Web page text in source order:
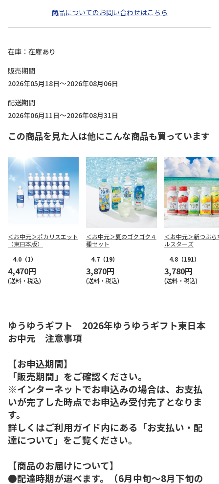
商品についてのお問い合わせはこちら
在庫
在庫あり
販売期間
2026年05月18日～2026年08月06日
配送期間
2026年06月11日～2026年08月31日
この商品を見た人は他にこんな商品も買っています
＜お中元＞ポカリスエット
（東日本版）
4.0 （1）
4,470円
(送料・税込)
＜お中元＞夏のゴクゴク４
種セット
4.7 （19）
3,870円
(送料・税込)
＜お中元＞新つぶら
ルスターズ
4.8 （191）
3,780円
(送料・税込)
ゆうゆうギフト 2026年ゆうゆうギフト東日本
お中元 注意事項
【お申込期間】
「販売期間」をご確認ください。
※インターネットでお申込みの場合は、お支払
いが完了した時点でお申込み受付完了となりま
す。
詳しくはご利用ガイド内にある「お支払い・配
達について」をご覧ください。
【商品のお届けについて】
●配達時期が選べます。（6月中旬～8月下旬の